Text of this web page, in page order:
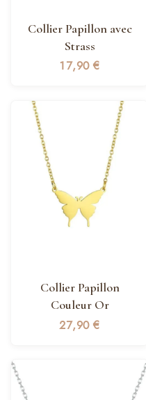
Collier Papillon avec
Strass
17,90€
Collier Papillon
Couleur Or
27,90€